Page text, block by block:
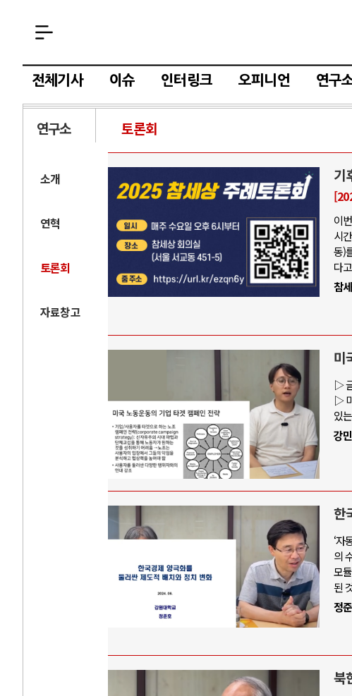
전체기사 이슈 인터링크 오피니언 연구
연구소 토론회
소개
연혁
토론회
자료창고
기
이
시
동)
다
참
미
▷
▷
있
강
한
‘자
의
모
된
정
북
중국 AI, 저가 공세로 글로벌 토큰 시..
AI 국부펀드 구상 놓고 미국 진보진영 ..
AI 데이터센터 반대 투쟁은 새로운 글로..
AI의 숨은 환경 비용: 데이터센터 확산..
AI는 어떻게 미국 민주주의를 잠식하고 ..
러시아-우
전쟁의 추상화: 우크라
EU·우크라이나 드론 협
나토, 우크라 군사지원
우크라이나, 덴마크, 에
러·우크라, 대규모 공